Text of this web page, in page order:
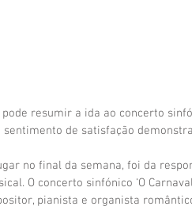
resumir a ida ao concerto
de satisfação
no final da semana, foi da
O concerto sinfónico ‘O
pianista e organista